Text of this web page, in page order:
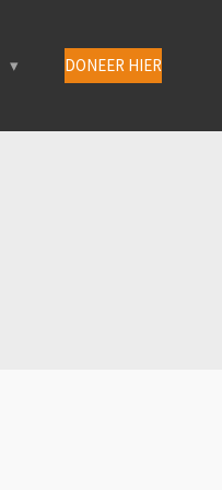
DONEER HIER